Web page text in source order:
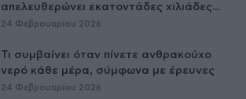
απελευθερώνει εκατοντάδες χιλιάδες...
24 Φεβρουαρίου 2026
Τι συμβαίνει όταν πίνετε ανθρακούχο
νερό κάθε μέρα, σύμφωνα με έρευνες
24 Φεβρουαρίου 2026